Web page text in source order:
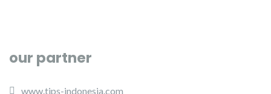
our partner
www.tips-indonesia.com